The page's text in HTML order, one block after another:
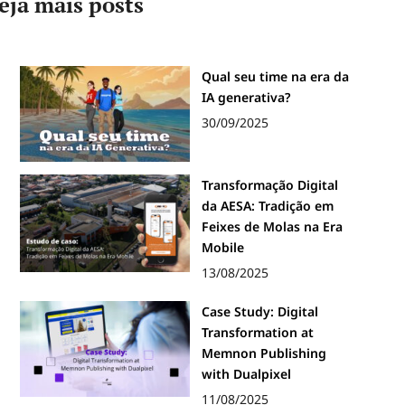
Qual seu time na era da
IA generativa?
30/09/2025
Transformação Digital
da AESA: Tradição em
Feixes de Molas na Era
Mobile
13/08/2025
Case Study: Digital
Transformation at
Memnon Publishing
with Dualpixel
11/08/2025